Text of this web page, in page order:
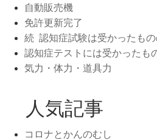
自動販売機
免許更新完了
続 認知症試験は受かったも
認知症テストには受かったも
気力・体力・道具力
人気記事
コロナとかんのむし